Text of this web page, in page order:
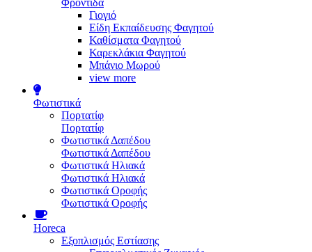
Φροντίδα
Γιογιό
Είδη Εκπαίδευσης Φαγητού
Καθίσματα Φαγητού
Καρεκλάκια Φαγητού
Μπάνιο Μωρού
view more
Φωτιστικά
Πορτατίφ
Πορτατίφ
Φωτιστικά Δαπέδου
Φωτιστικά Δαπέδου
Φωτιστικά Ηλιακά
Φωτιστικά Ηλιακά
Φωτιστικά Οροφής
Φωτιστικά Οροφής
Horeca
Εξοπλισμός Εστίασης